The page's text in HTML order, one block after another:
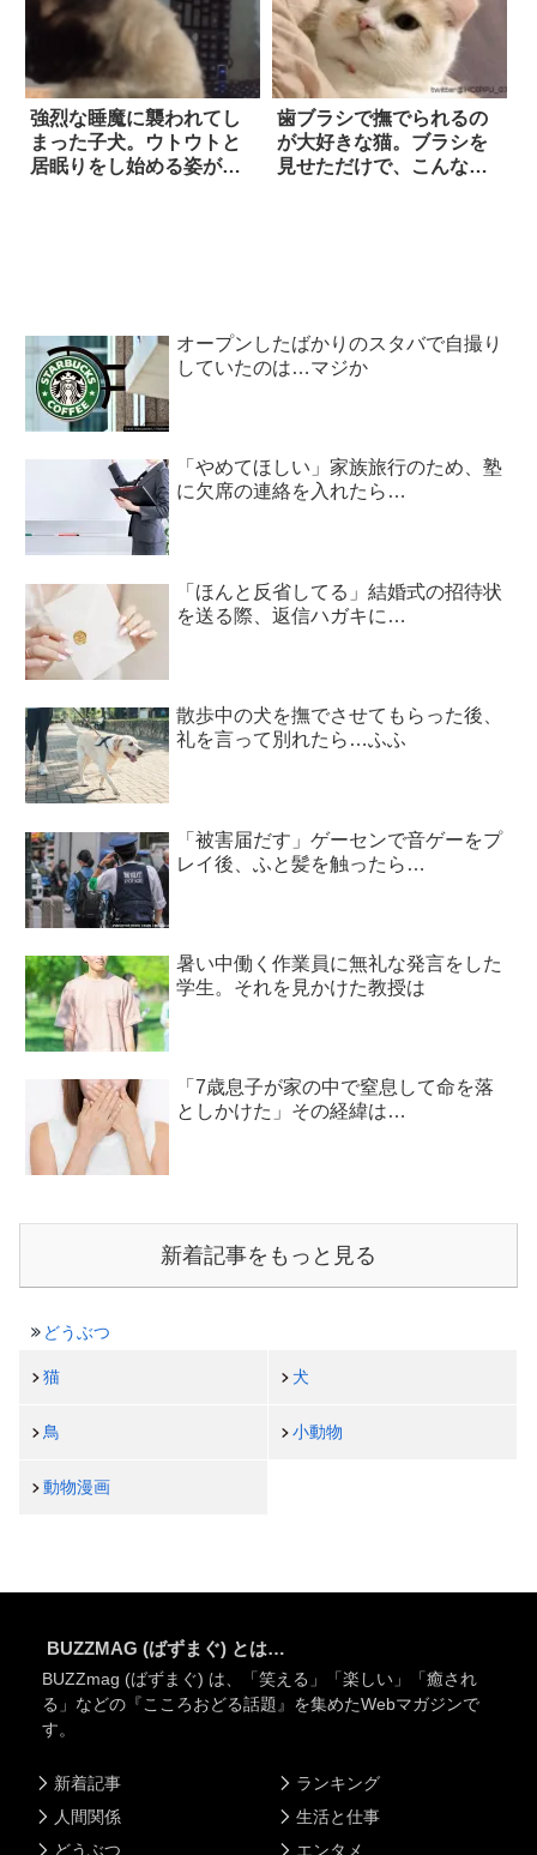
強烈な睡魔に襲われてし
まった子犬。ウトウトと
居眠りをし始める姿が…
歯ブラシで撫でられるの
が大好きな猫。ブラシを
見せただけで、こんなこ
オープンしたばかりのスタバで自撮り
していたのは…マジか
「やめてほしい」家族旅行のため、塾
に欠席の連絡を入れたら…
「ほんと反省してる」結婚式の招待状
を送る際、返信ハガキに…
散歩中の犬を撫でさせてもらった後、
礼を言って別れたら…ふふ
「被害届だす」ゲーセンで音ゲーをプ
レイ後、ふと髪を触ったら…
暑い中働く作業員に無礼な発言をした
学生。それを見かけた教授は
「7歳息子が家の中で窒息して命を落
としかけた」その経緯は…
新着記事をもっと見る
どうぶつ
猫 犬
鳥 小動物
動物漫画
BUZZMAG (ばずまぐ) とは…
BUZZmag (ばずまぐ) は、「笑える」「楽しい」「癒され
る」などの『こころおどる話題』を集めたWebマガジンで
す。
新着記事
人間関係
どうぶつ
ランキング
生活と仕事
エンタメ